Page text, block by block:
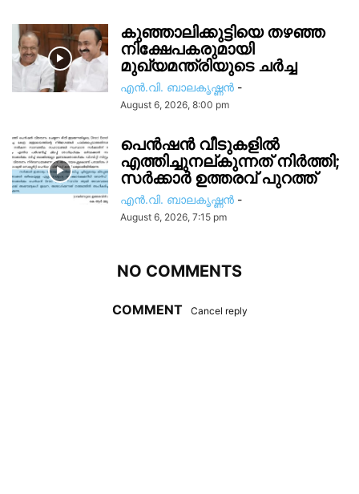
കുഞ്ഞാലിക്കുട്ടിയെ തഴഞ്ഞ
നിക്ഷേപകരുമായി
മുഖ്യമന്ത്രിയുടെ ചർച്ച
എൻ.വി. ബാലകൃഷ്ണൻ -
August 6, 2026, 8:00 pm
പെൻഷൻ വീടുകളിൽ
എത്തിച്ചുനല്കുന്നത് നിർത്തി;
സര്‍ക്കാർ ഉത്തരവ് പുറത്ത്
എൻ.വി. ബാലകൃഷ്ണൻ -
August 6, 2026, 7:15 pm
NO COMMENTS
COMMENT Cancel reply